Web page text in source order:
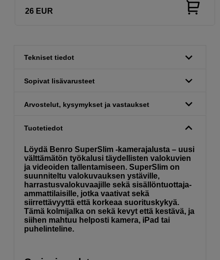
26 EUR
Tekniset tiedot
Sopivat lisävarusteet
Arvostelut, kysymykset ja vastaukset
Tuotetiedot
Löydä Benro SuperSlim -kamerajalusta – uusi
välttämätön työkalusi täydellisten valokuvien
ja videoiden tallentamiseen. SuperSlim on
suunniteltu valokuvauksen ystäville,
harrastusvalokuvaajille sekä sisällöntuottaja-
ammattilaisille, jotka vaativat sekä
siirrettävyyttä että korkeaa suorituskykyä.
Tämä kolmijalka on sekä kevyt että kestävä, ja
siihen mahtuu helposti kamera, iPad tai
puhelinteline.